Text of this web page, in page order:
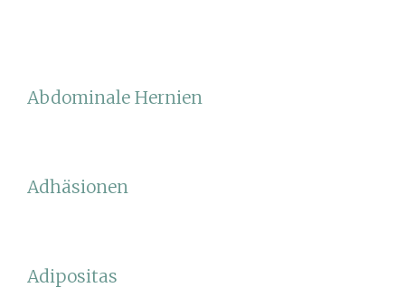
Abdominale Hernien
Adhäsionen
Adipositas